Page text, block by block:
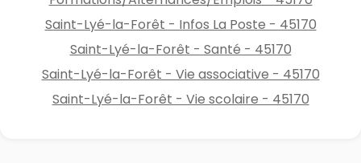
Saint-Lyé-la-Forêt - Infos La Poste - 45170
Saint-Lyé-la-Forêt - Santé - 45170
Saint-Lyé-la-Forêt - Vie associative - 45170
Saint-Lyé-la-Forêt - Vie scolaire - 45170